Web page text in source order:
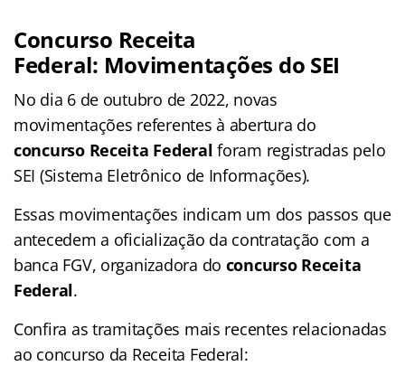
Concurso Receita
Federal: Movimentações do SEI
No dia 6 de outubro de 2022, novas
movimentações referentes à abertura do
concurso Receita Federal foram registradas pelo
SEI (Sistema Eletrônico de Informações).
Essas movimentações indicam um dos passos que
antecedem a oficialização da contratação com a
banca FGV, organizadora do concurso Receita
Federal.
Confira as tramitações mais recentes relacionadas
ao concurso da Receita Federal: